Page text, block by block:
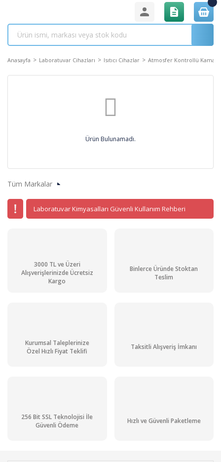
Anasayfa Laboratuvar Cihazları Isıtıcı Cihazlar Atmosfer Kontrollü Kamara
Ürün Bulunamadı.
Tüm Markalar
Laboratuvar Kimyasalları Güvenli Kullanım Rehberi
3000 TL ve Üzeri
Alışverişlerinizde Ücretsiz
Kargo
Binlerce Üründe Stoktan
Teslim
Kurumsal Taleplerinize
Özel Hızlı Fiyat Teklifi
Taksitli Alışveriş İmkanı
256 Bit SSL Teknolojisi İle
Güvenli Ödeme
Hızlı ve Güvenli Paketleme